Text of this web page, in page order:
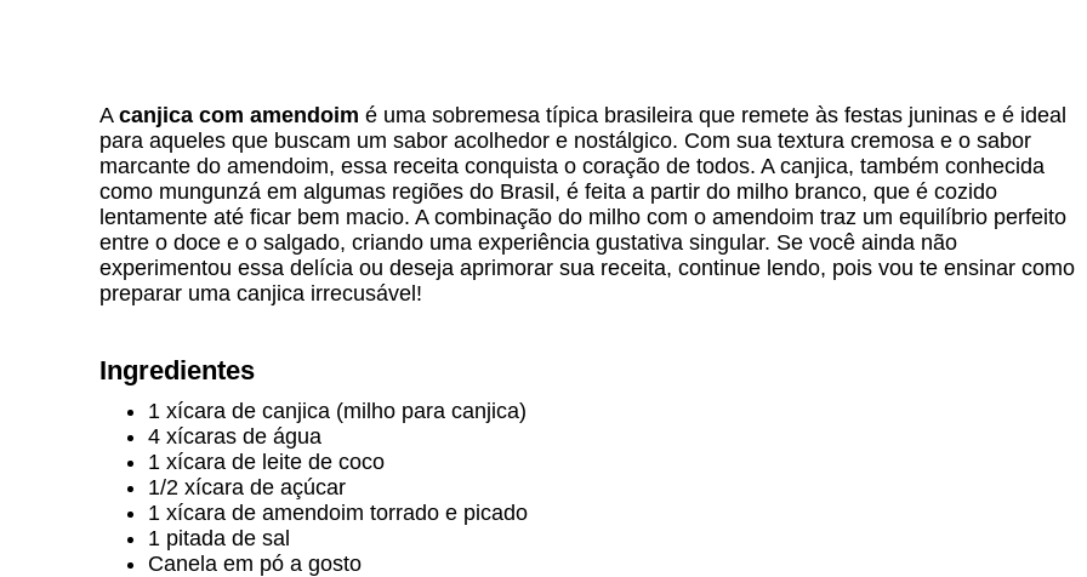
A canjica com amendoim é uma sobremesa típica brasileira que remete às festas juninas e é ideal
para aqueles que buscam um sabor acolhedor e nostálgico. Com sua textura cremosa e o sabor
marcante do amendoim, essa receita conquista o coração de todos. A canjica, também conhecida
como mungunzá em algumas regiões do Brasil, é feita a partir do milho branco, que é cozido
lentamente até ficar bem macio. A combinação do milho com o amendoim traz um equilíbrio perfeito
entre o doce e o salgado, criando uma experiência gustativa singular. Se você ainda não
experimentou essa delícia ou deseja aprimorar sua receita, continue lendo, pois vou te ensinar como
preparar uma canjica irrecusável!
Ingredientes
1 xícara de canjica (milho para canjica)
4 xícaras de água
1 xícara de leite de coco
1/2 xícara de açúcar
1 xícara de amendoim torrado e picado
1 pitada de sal
Canela em pó a gosto